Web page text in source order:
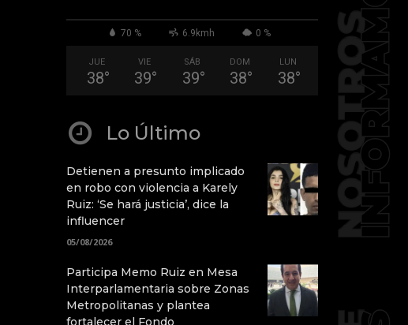
70 % 6.9kmh 0 %
JUE
38°
VIE
39°
SÁB
39°
DOM
38°
LUN
38°
Lo Último
Detienen a presunto implicado
en robo con violencia a Karely
Ruiz: ‘Se hará justicia’, dice la
influencer
05/08/2026
Participa Memo Ruiz en Mesa
Interparlamentaria sobre Zonas
Metropolitanas y plantea
fortalecer el Fondo